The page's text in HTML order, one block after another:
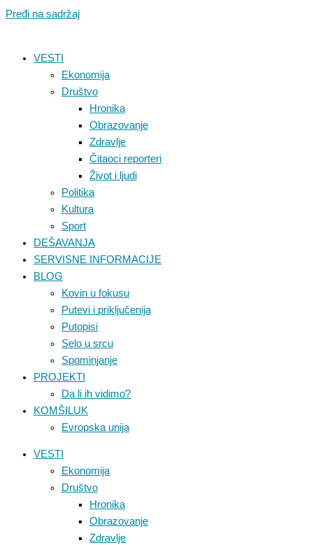
Pređi na sadržaj
VESTI
Ekonomija
Društvo
Hronika
Obrazovanje
Zdravlje
Čitaoci reporteri
Život i ljudi
Politika
Kultura
Sport
DEŠAVANJA
SERVISNE INFORMACIJE
BLOG
Kovin u fokusu
Putevi i priključenija
Putopisi
Selo u srcu
Spominjanje
PROJEKTI
Da li ih vidimo?
KOMŠILUK
Evropska unija
VESTI
Ekonomija
Društvo
Hronika
Obrazovanje
Zdravlje